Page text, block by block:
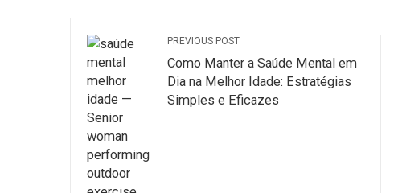
PREVIOUS POST
Como Manter a Saúde Mental em
Dia na Melhor Idade: Estratégias
Simples e Eficazes